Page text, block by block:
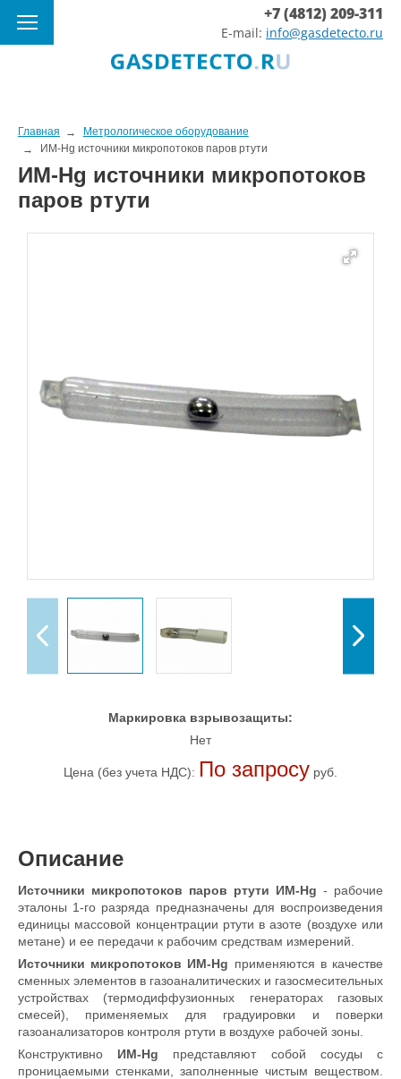
+7 (4812) 209-311
E-mail: info@gasdetecto.ru
Главная
Метрологическое оборудование
ИМ-Hg источники микропотоков паров ртути
ИМ-Hg источники микропотоков
паров ртути
Маркировка взрывозащиты:
Нет
Цена (без учета НДС): По запросу руб.
Описание
Источники микропотоков паров ртути ИМ-Hg - рабочие
эталоны 1-го разряда предназначены для воспроизведения
единицы массовой концентрации ртути в азоте (воздухе или
метане) и ее передачи к рабочим средствам измерений.
Источники микропотоков ИМ-Hg применяются в качестве
сменных элементов в газоаналитических и газосмесительных
устройствах (термодиффузионных генераторах газовых
смесей), применяемых для градуировки и поверки
газоанализаторов контроля ртути в воздухе рабочей зоны.
Конструктивно ИМ-Hg представляют собой сосуды с
проницаемыми стенками, заполненные чистым веществом.